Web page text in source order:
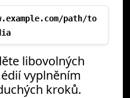
path/to
libovolných
vyplněním
kroků.